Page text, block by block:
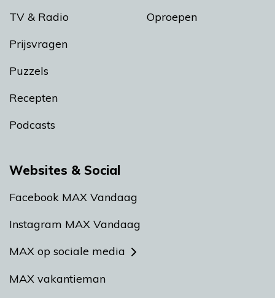
TV & Radio
Prijsvragen
Puzzels
Recepten
Podcasts
Oproepen
Websites & Social
Facebook MAX Vandaag
Instagram MAX Vandaag
MAX op sociale media
MAX vakantieman